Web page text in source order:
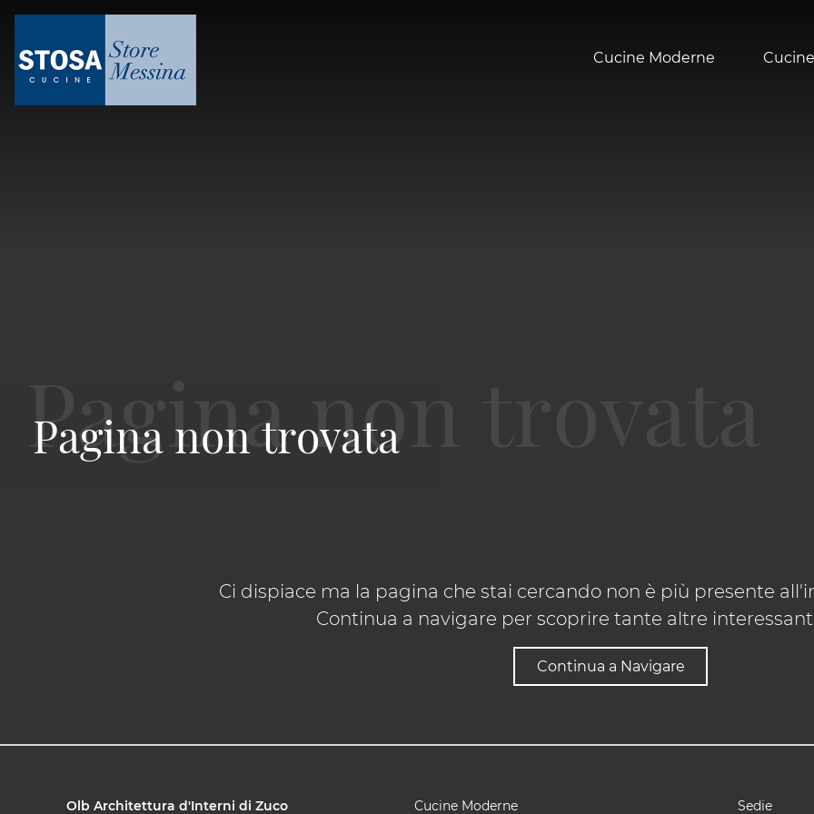
Cucine Moderne
Pagina non trovata
Ci dispiace ma la pagina che stai cercando non è più presente
Continua a navigare per scoprire tante altre
Continua a Navigare
Olb Architettura d'Interni di Zuco Cucine Moderne Sedie